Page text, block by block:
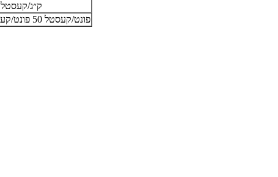
5 ק״ג/קעסטל 25 ק״ג/קעסטל 10 ק״ג/פלעסטיק פּעקל
10 פונט/קעסטל 50 פונט/קעסטל 10 קילאָגראַם/פּלאַסטיק פּאַקעט